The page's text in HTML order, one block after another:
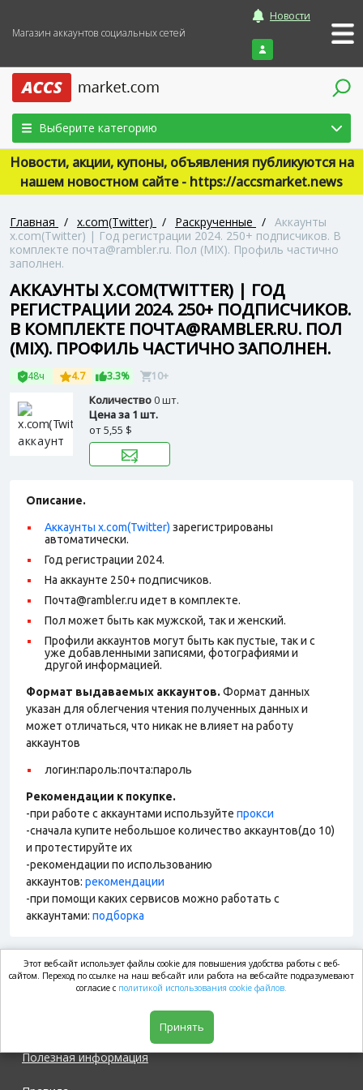
Магазин аккаунтов социальных сетей
Новости
Войти
Выберите категорию
Новости, акции, купоны, объявления публикуются на
нашем новостном сайте - https://accsmarket.news
Главная / x.com(Twitter) / Раскрученные / Аккаунты
x.com(Twitter) | Год регистрации 2024. 250+ подписчиков. В
комплекте почта@rambler.ru. Пол (MIX). Профиль частично
заполнен.
АККАУНТЫ X.COM(TWITTER) | ГОД
РЕГИСТРАЦИИ 2024. 250+ ПОДПИСЧИКОВ.
В КОМПЛЕКТЕ ПОЧТА@RAMBLER.RU. ПОЛ
(MIX). ПРОФИЛЬ ЧАСТИЧНО ЗАПОЛНЕН.
48ч 4.7 3.3% 10+
Количество0 шт.
Цена за 1 шт.
от5,55 $
Описание.
Аккаунты x.com(Twitter) зарегистрированы
автоматически.
Год регистрации 2024.
На аккаунте 250+ подписчиков.
Почта@rambler.ru идет в комплекте.
Пол может быть как мужской, так и женский.
Профили аккаунтов могут быть как пустые, так и с
уже добавленными записями, фотографиями и
другой информацией.
Формат выдаваемых аккаунтов. Формат данных
указан для облегчения чтения полученных данных и
может отличаться, что никак не влияет на работу
аккаунтов
логин:пароль:почта:пароль
Рекомендации к покупке.
-при работе с аккаунтами используйте прокси
-сначала купите небольшое количество аккаунтов(до 10)
и протестируйте их
-рекомендации по использованию
аккаунтов: рекомендации
-при помощи каких сервисов можно работать с
аккаунтами: подборка
market.com
Полезная информация
Этот веб-сайт использует файлы cookie для повышения удобства работы с веб-
сайтом. Переход по ссылке на наш веб-сайт или работа на веб-сайте подразумевают
согласие с политикой использования cookie файлов.
Принять